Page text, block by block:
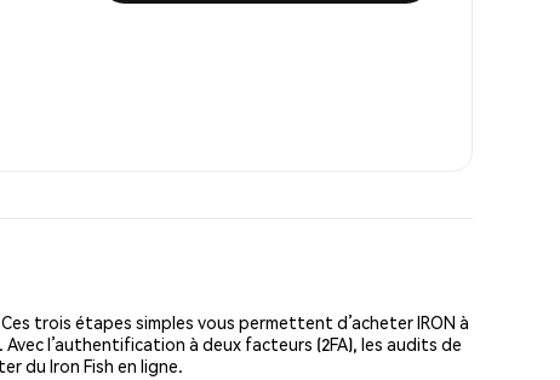
trois étapes simples vous permettent d’acheter IRON à
l’authentification à deux facteurs (2FA), les audits de
du Iron Fish en ligne.